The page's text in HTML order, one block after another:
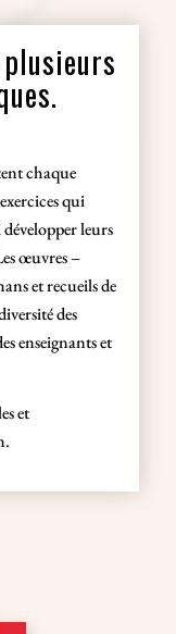
chaque
qui
leurs
œuvres –
et recueils de
des
enseignants et
et